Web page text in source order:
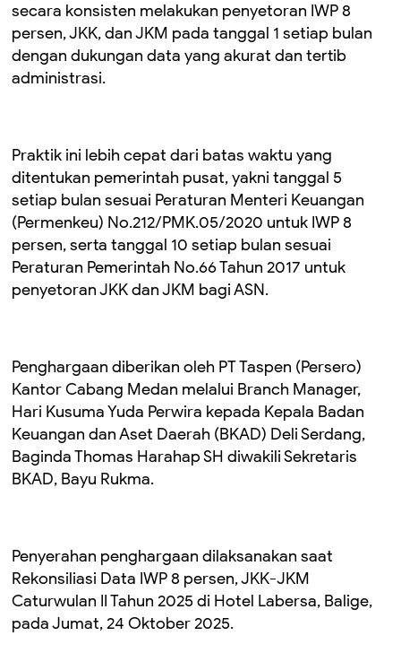
secara konsisten melakukan penyetoran IWP 8
persen, JKK, dan JKM pada tanggal 1 setiap bulan
dengan dukungan data yang akurat dan tertib
administrasi.
Praktik ini lebih cepat dari batas waktu yang
ditentukan pemerintah pusat, yakni tanggal 5
setiap bulan sesuai Peraturan Menteri Keuangan
(Permenkeu) No.212/PMK.05/2020 untuk IWP 8
persen, serta tanggal 10 setiap bulan sesuai
Peraturan Pemerintah No.66 Tahun 2017 untuk
penyetoran JKK dan JKM bagi ASN.
Penghargaan diberikan oleh PT Taspen (Persero)
Kantor Cabang Medan melalui Branch Manager,
Hari Kusuma Yuda Perwira kepada Kepala Badan
Keuangan dan Aset Daerah (BKAD) Deli Serdang,
Baginda Thomas Harahap SH diwakili Sekretaris
BKAD, Bayu Rukma.
Penyerahan penghargaan dilaksanakan saat
Rekonsiliasi Data IWP 8 persen, JKK-JKM
Caturwulan II Tahun 2025 di Hotel Labersa, Balige,
pada Jumat, 24 Oktober 2025.